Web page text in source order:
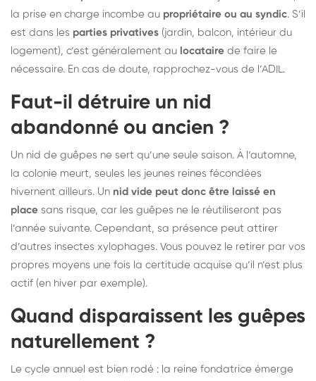
la prise en charge incombe au propriétaire ou au syndic. S’il
est dans les parties privatives (jardin, balcon, intérieur du
logement), c’est généralement au locataire de faire le
nécessaire. En cas de doute, rapprochez-vous de l’ADIL.
Faut-il détruire un nid
abandonné ou ancien ?
Un nid de guêpes ne sert qu’une seule saison. À l’automne,
la colonie meurt, seules les jeunes reines fécondées
hivernent ailleurs. Un nid vide peut donc être laissé en
place sans risque, car les guêpes ne le réutiliseront pas
l’année suivante. Cependant, sa présence peut attirer
d’autres insectes xylophages. Vous pouvez le retirer par vos
propres moyens une fois la certitude acquise qu’il n’est plus
actif (en hiver par exemple).
Quand disparaissent les guêpes
naturellement ?
Le cycle annuel est bien rodé : la reine fondatrice émerge